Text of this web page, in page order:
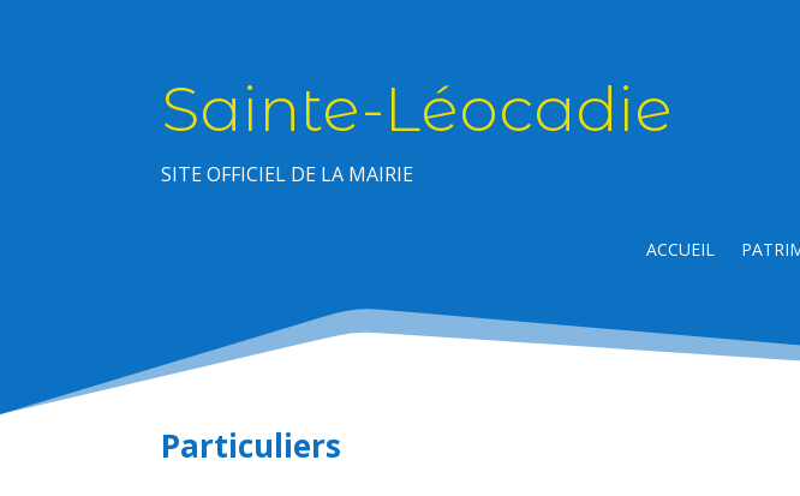
Sainte-Léocadie
SITE OFFICIEL DE LA MAIRIE
ACCUEIL
Particuliers